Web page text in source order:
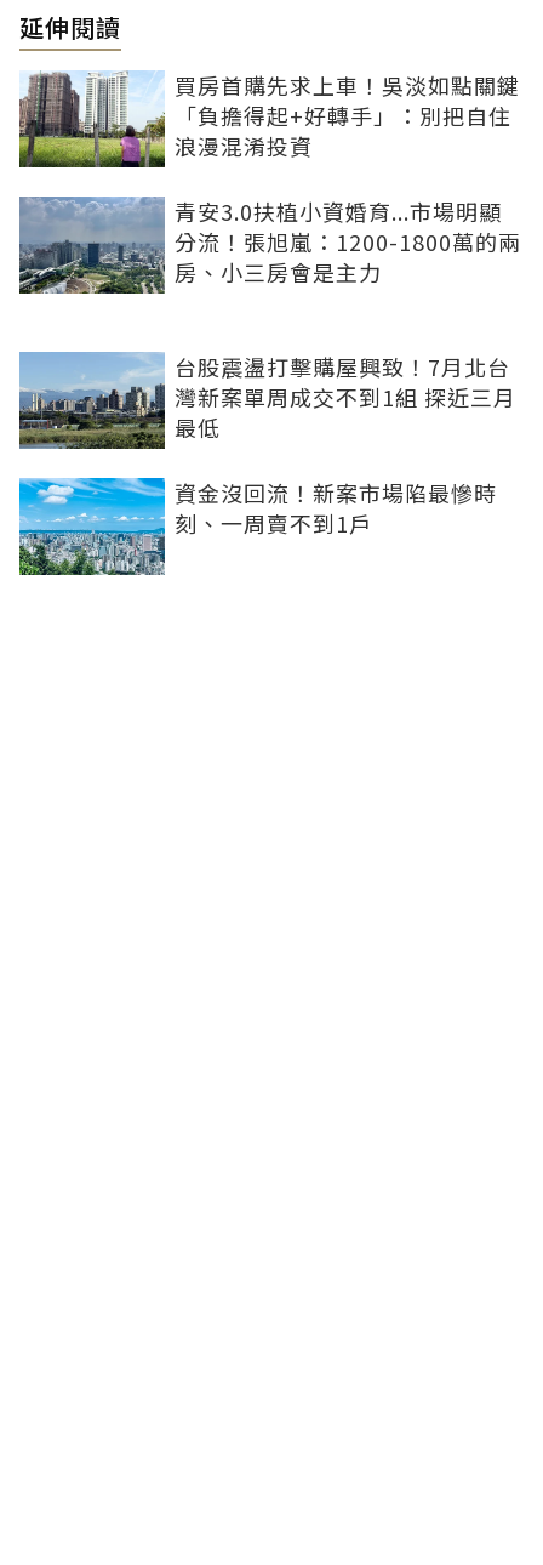
延伸閱讀
買房首購先求上車！吳淡如點關鍵
「負擔得起+好轉手」：別把自住
浪漫混淆投資
青安3.0扶植小資婚育...市場明顯
分流！張旭嵐：1200-1800萬的兩
房、小三房會是主力
台股震盪打擊購屋興致！7月北台
灣新案單周成交不到1組 探近三月
最低
資金沒回流！新案市場陷最慘時
刻、一周賣不到1戶